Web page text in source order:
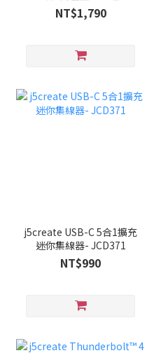
JCD387EK
NT$1,790
j5create USB-C 5合1擴充
迷你集線器- JCD371
NT$990